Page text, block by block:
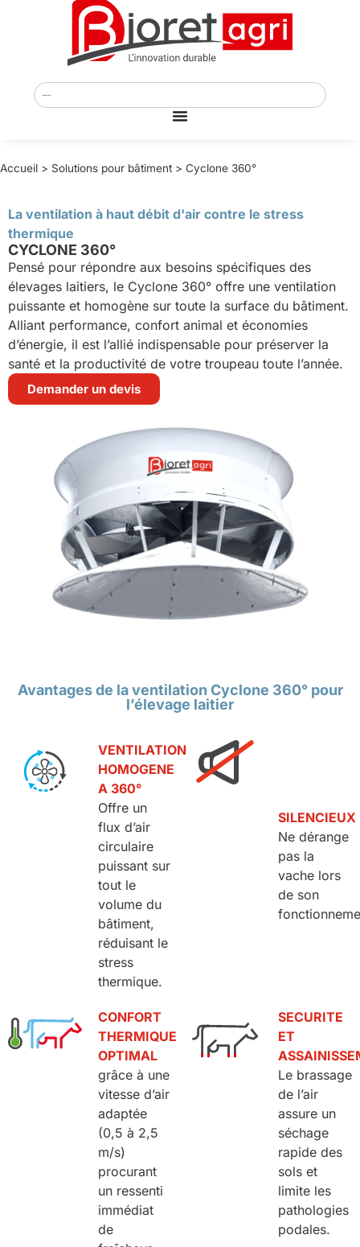
Accueil > Solutions pour bâtiment > Cyclone 360°
La ventilation à haut débit d'air contre le stress
thermique
CYCLONE 360°
Pensé pour répondre aux besoins spécifiques des
élevages laitiers, le Cyclone 360° offre une ventilation
puissante et homogène sur toute la surface du bâtiment.
Alliant performance, confort animal et économies
d’énergie, il est l’allié indispensable pour préserver la
santé et la productivité de votre troupeau toute l’année.
Demander un devis
Avantages de la ventilation Cyclone 360° pour
l’élevage laitier
VENTILATION
HOMOGENE
A 360°
Offre un
flux d’air
circulaire
puissant sur
tout le
volume du
bâtiment,
réduisant le
stress
thermique.
SILENCIEUX
Ne dérange
pas la
vache lors
de son
CONFORT
THERMIQUE
OPTIMAL
grâce à une
vitesse d’air
adaptée
(0,5 à 2,5
m/s)
procurant
un ressenti
immédiat
de
SECURITE
ET
Le brassage
de l’air
assure un
séchage
rapide des
sols et
limite les
pathologies
podales.